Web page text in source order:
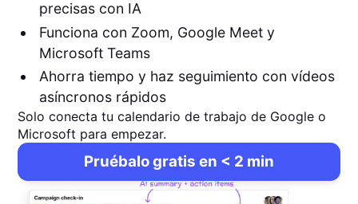
precisas con IA
Funciona con Zoom, Google Meet y
Microsoft Teams
Ahorra tiempo y haz seguimiento con vídeos
asíncronos rápidos
Solo conecta tu calendario de trabajo de Google o
Microsoft para empezar.
Pruébalo gratis en < 2 min